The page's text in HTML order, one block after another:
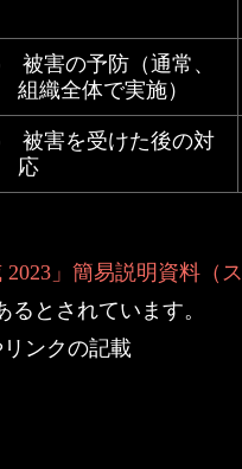
被害の予防（通常、
組織全体で実施）
被害を受けた後の対
応
2023」簡易説明資料（
るとされています。
ンクの記載